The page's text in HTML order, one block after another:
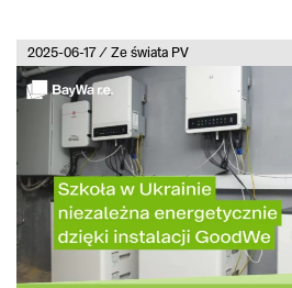
2025-06-17 / Ze świata PV